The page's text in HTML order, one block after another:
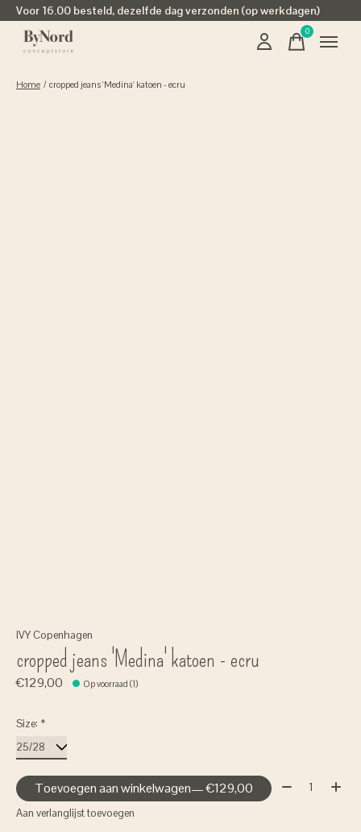
Voor 16.00 besteld, dezelfde dag verzonden (op werkdagen)
0items
Home / cropped jeans 'Medina' katoen - ecru
IVY Copenhagen
cropped jeans 'Medina' katoen - ecru
€129,00 Op voorraad (1)
Size: *
Toevoegen aan winkelwagen — €129,00 Aantal:
Aan verlanglijst toevoegen